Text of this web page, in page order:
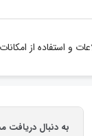
و استفاده از
به دنبال دریافت